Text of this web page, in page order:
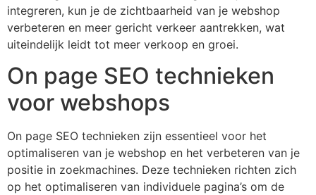
integreren, kun je de zichtbaarheid van je webshop
verbeteren en meer gericht verkeer aantrekken, wat
uiteindelijk leidt tot meer verkoop en groei.
On page SEO technieken
voor webshops
On page SEO technieken zijn essentieel voor het
optimaliseren van je webshop en het verbeteren van je
positie in zoekmachines. Deze technieken richten zich
op het optimaliseren van individuele pagina’s om de